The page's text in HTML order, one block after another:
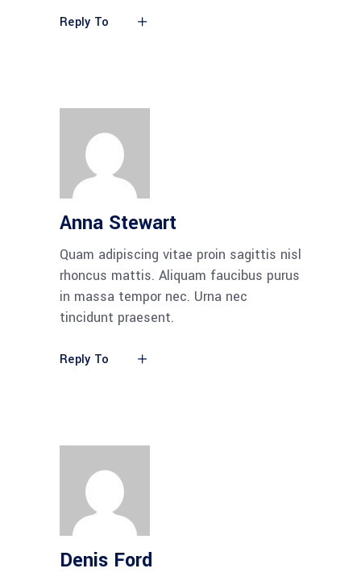
Reply To
Anna Stewart
Quam adipiscing vitae proin sagittis nisl
rhoncus mattis. Aliquam faucibus purus
in massa tempor nec. Urna nec
tincidunt praesent.
Reply To
Denis Ford